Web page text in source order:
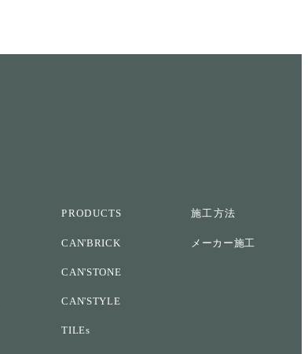
PRODUCTS
CAN'BRICK
CAN'STONE
CAN'STYLE
TILEs
施工方法
メーカー施工